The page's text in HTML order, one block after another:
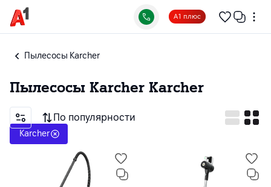
А1 плюс
Пылесосы Karcher
Пылесосы Karcher Karcher
По популярности
Karcher